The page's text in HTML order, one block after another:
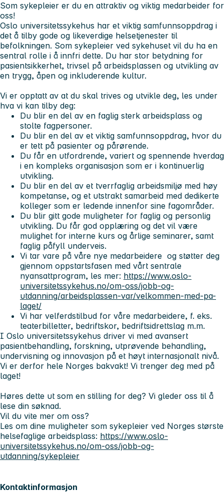
Som sykepleier er du en attraktiv og viktig medarbeider for
oss!
Oslo universitetssykehus har et viktig samfunnsoppdrag i
det å tilby gode og likeverdige helsetjenester til
befolkningen. Som sykepleier ved sykehuset vil du ha en
sentral rolle i å innfri dette. Du har stor betydning for
pasientsikkerhet, trivsel på arbeidsplassen og utvikling av
en trygg, åpen og inkluderende kultur.
Vi er opptatt av at du skal trives og utvikle deg, les under
hva vi kan tilby deg:
Du blir en del av en faglig sterk arbeidsplass og
stolte fagpersoner.
Du blir en del av et viktig samfunnsoppdrag, hvor du
er tett på pasienter og pårørende.
Du får en utfordrende, variert og spennende hverdag
i en kompleks organisasjon som er i kontinuerlig
utvikling.
Du blir en del av et tverrfaglig arbeidsmiljø med høy
kompetanse, og et utstrakt samarbeid med dedikerte
kolleger som er ledende innenfor sine fagområder.
Du blir gitt gode muligheter for faglig og personlig
utvikling. Du får god opplæring og det vil være
mulighet for interne kurs og årlige seminarer, samt
faglig påfyll underveis.
Vi tar vare på våre nye medarbeidere og støtter deg
gjennom oppstartsfasen med vårt sentrale
nyansattprogram, les mer: https://www.oslo-
universitetssykehus.no/om-oss/jobb-og-
utdanning/arbeidsplassen-var/velkommen-med-pa-
laget/
Vi har velferdstilbud for våre medarbeidere, f. eks.
teaterbilletter, bedriftskor, bedriftsidrettslag m.m.
I Oslo universitetssykehus driver vi med avansert
pasientbehandling, forskning, utprøvende behandling,
undervisning og innovasjon på et høyt internasjonalt nivå.
Vi er derfor hele Norges bakvakt! Vi trenger deg med på
laget!
Høres dette ut som en stilling for deg? Vi gleder oss til å
lese din søknad.
Vil du vite mer om oss?
Les om dine muligheter som sykepleier ved Norges største
helsefaglige arbeidsplass: https://www.oslo-
universitetssykehus.no/om-oss/jobb-og-
utdanning/sykepleier
Kontaktinformasjon